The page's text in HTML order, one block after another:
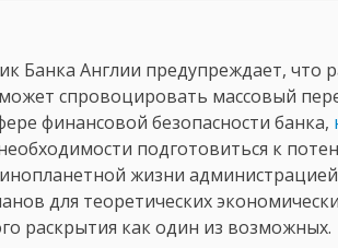
Банка Англии предупреждает, что
спровоцировать массовый
финансовой безопасности банка,
подготовиться к
жизни
для теоретических
раскрытия как один из возможных.